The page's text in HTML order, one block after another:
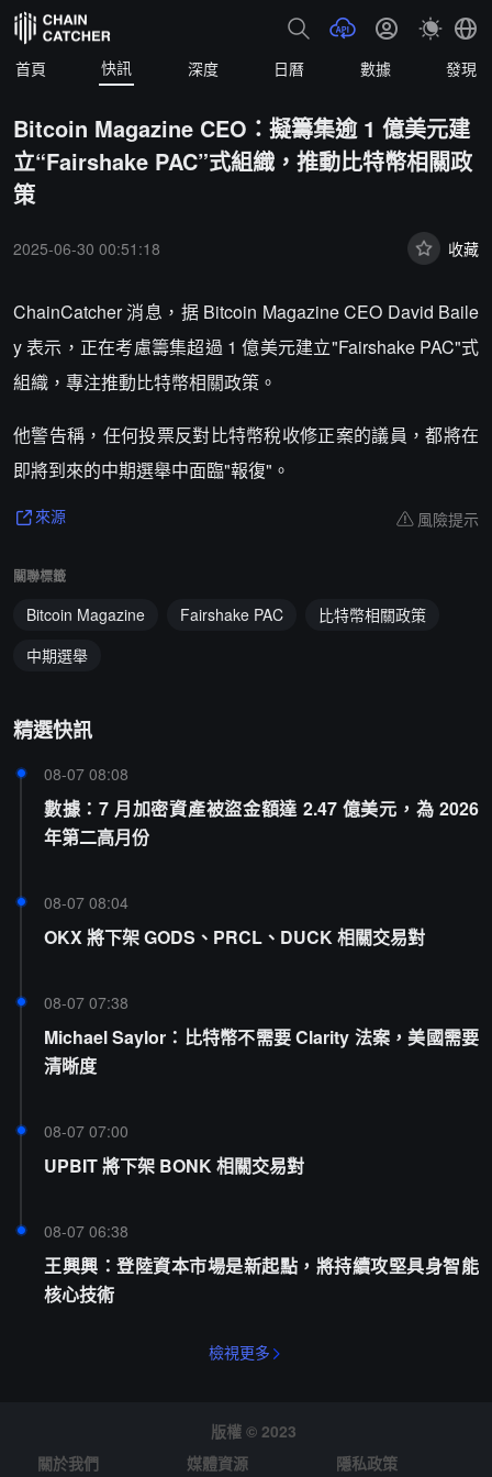
首頁 快訊 深度 日曆 數據 發現
Bitcoin Magazine CEO：擬籌集逾 1 億美元建
立“Fairshake PAC”式組織，推動比特幣相關政
策
2025-06-30 00:51:18 收藏
ChainCatcher 消息，据 Bitcoin Magazine CEO David Baile
y 表示，正在考慮籌集超過 1 億美元建立"Fairshake PAC"式
組織，專注推動比特幣相關政策。
他警告稱，任何投票反對比特幣稅收修正案的議員，都將在
即將到來的中期選舉中面臨"報復"。
來源 風險提示
關聯標籤
Bitcoin Magazine Fairshake PAC
比特幣相關政策
中期選舉
精選快訊
08-07 08:08
數據：7 月加密資產被盜金額達 2.47 億美元，為 2026
年第二高月份
08-07 08:04
OKX 將下架 GODS、PRCL、DUCK 相關交易對
08-07 07:38
Michael Saylor：比特幣不需要 Clarity 法案，美國需要
清晰度
08-07 07:00
UPBIT 將下架 BONK 相關交易對
08-07 06:38
王興興：登陸資本市場是新起點，將持續攻堅具身智能
核心技術
檢視更多
版權 © 2023
關於我們
媒體資源 隱私政策